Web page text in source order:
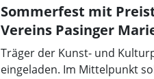
Sommerfest mit
Vereins Pasinger
Träger der Kunst- und
eingeladen. Im Mittelpunkt